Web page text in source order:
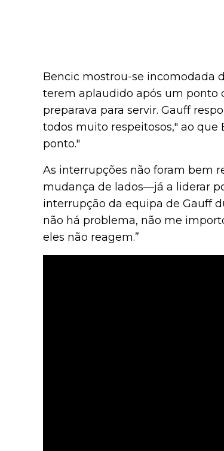
Bencic mostrou-se incomodada
terem aplaudido após um ponto
preparava para servir. Gauff
todos muito respeitosos," ao
ponto."
As interrupções não foram bem
mudança de lados—já a liderar
interrupção da equipa de Gauff
não há problema, não me
eles não reagem.”